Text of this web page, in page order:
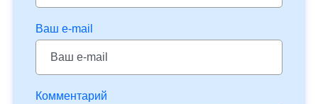
Ваш e-mail
Комментарий